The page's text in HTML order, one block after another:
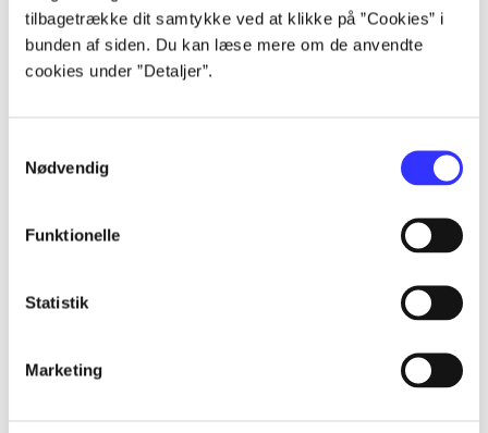
tilbagetrække dit samtykke ved at klikke på ”Cookies” i
bunden af siden. Du kan læse mere om de anvendte
cookies under ”Detaljer”.
Nødvendig
Funktionelle
Statistik
Marketing